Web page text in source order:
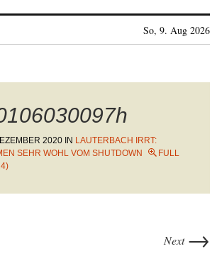
So, 9. Aug 2026
2020 IN LAUTERBACH IRRT:
SEHR WOHL VOM SHUTDOWN
FULL
Next →